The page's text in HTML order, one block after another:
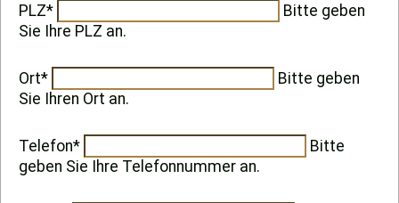
PLZ*
Bitte geben
Sie Ihre PLZ an.
Ort*
Bitte geben
Sie Ihren Ort an.
Telefon*
Bitte
geben Sie Ihre Telefonnummer an.